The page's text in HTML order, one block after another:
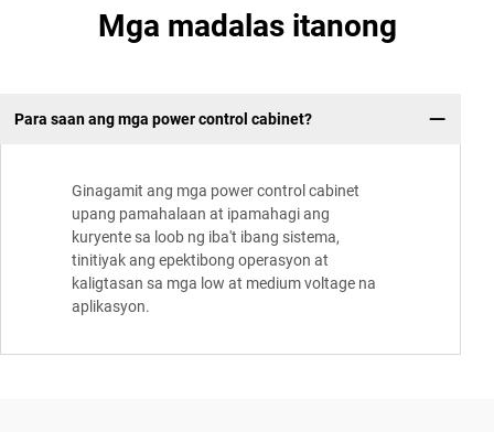
Mga madalas itanong
Para saan ang mga power control cabinet?
Ginagamit ang mga power control cabinet
upang pamahalaan at ipamahagi ang
kuryente sa loob ng iba't ibang sistema,
tinitiyak ang epektibong operasyon at
kaligtasan sa mga low at medium voltage na
aplikasyon.